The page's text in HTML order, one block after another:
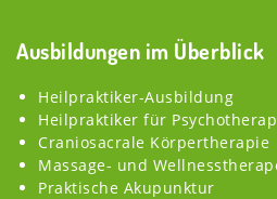
Ausbildungen im Überblick
Heilpraktiker-Ausbildung
Heilpraktiker für
Craniosacrale Körpertherapie
Massage- und
Praktische Akupunktur